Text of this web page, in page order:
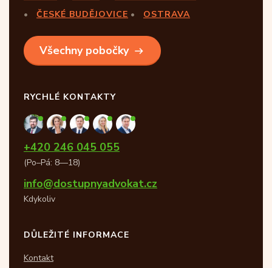
ČESKÉ BUDĚJOVICE
OSTRAVA
Všechny pobočky
RYCHLÉ KONTAKTY
+420 246 045 055
(Po–Pá: 8—18)
info@dostupnyadvokat.cz
Kdykoliv
DŮLEŽITÉ INFORMACE
Kontakt